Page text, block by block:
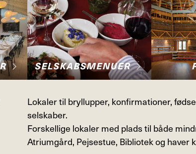
Lokaler til bryllupper, konfirmationer,
selskaber.
Forskellige lokaler med plads til både
Atriumgård, Pejsestue, Bibliotek og haver